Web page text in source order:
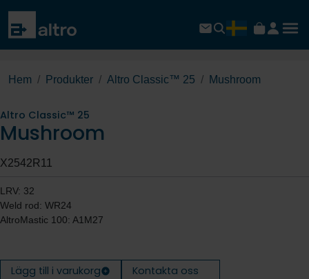
Hem Produkter Altro Classic™ 25 Mushroom
Altro Classic™ 25
Mushroom
X2542R11
LRV: 32
Weld rod: WR24
AltroMastic 100: A1M27
Lägg till i varukorg Kontakta oss